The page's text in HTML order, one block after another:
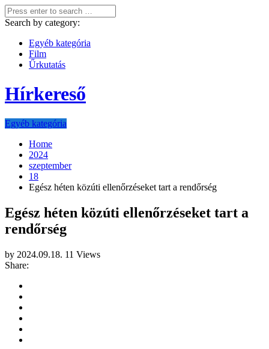
Search by category:
Egyéb kategória
Film
Űrkutatás
Hírkereső
Egyéb kategória
Home
2024
szeptember
18
Egész héten közúti ellenőrzéseket tart a rendőrség
Egész héten közúti ellenőrzéseket tart a
rendőrség
by 2024.09.18. 11 Views
Share: